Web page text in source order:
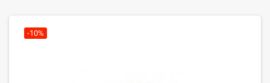
-10%